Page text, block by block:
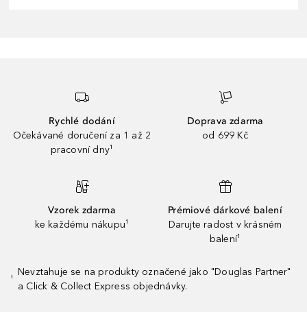
Rychlé dodání
Očekávané doručení za 1 až 2
pracovní dny¹
Doprava zdarma
od 699 Kč
Vzorek zdarma
ke každému nákupu¹
Prémiové dárkové balení
Darujte radost v krásném
balení¹
¹
Nevztahuje se na produkty označené jako "Douglas Partner"
a Click & Collect Express objednávky.